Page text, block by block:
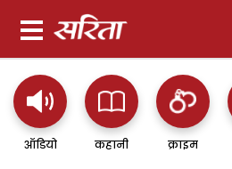
ऑडियो कहानी क्राइम